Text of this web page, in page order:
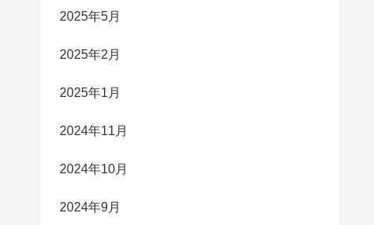
2025年5月
2025年2月
2025年1月
2024年11月
2024年10月
2024年9月